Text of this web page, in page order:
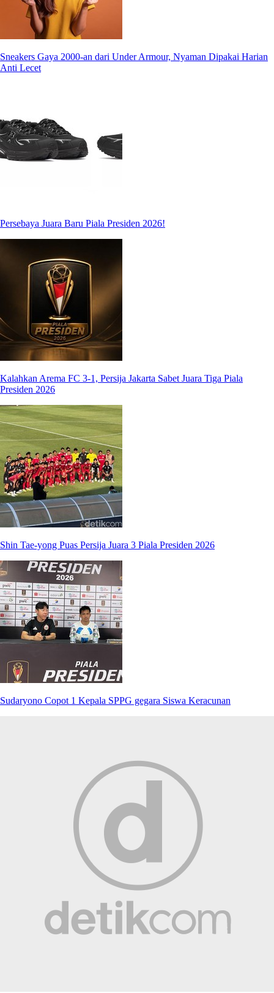
Sneakers Gaya 2000-an dari Under Armour, Nyaman Dipakai Harian
Anti Lecet
Persebaya Juara Baru Piala Presiden 2026!
Kalahkan Arema FC 3-1, Persija Jakarta Sabet Juara Tiga Piala
Presiden 2026
Shin Tae-yong Puas Persija Juara 3 Piala Presiden 2026
Sudaryono Copot 1 Kepala SPPG gegara Siswa Keracunan